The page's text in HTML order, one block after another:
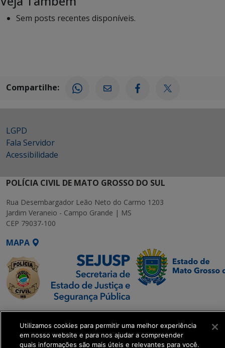
Sem posts recentes disponíveis.
Compartilhe:
LGPD
Fala Servidor
Acessibilidade
POLÍCIA CIVIL DE MATO GROSSO DO SUL
Rua Desembargador Leão Neto do Carmo 1203
Jardim Veraneio - Campo Grande | MS
CEP 79037-100
MAPA
SETDIG | Secretaria-
Executiva de
Transformação Digital
Utilizamos cookies para permitir uma melhor experiência
em nosso website e para nos ajudar a compreender
quais informações são mais úteis e relevantes para você.